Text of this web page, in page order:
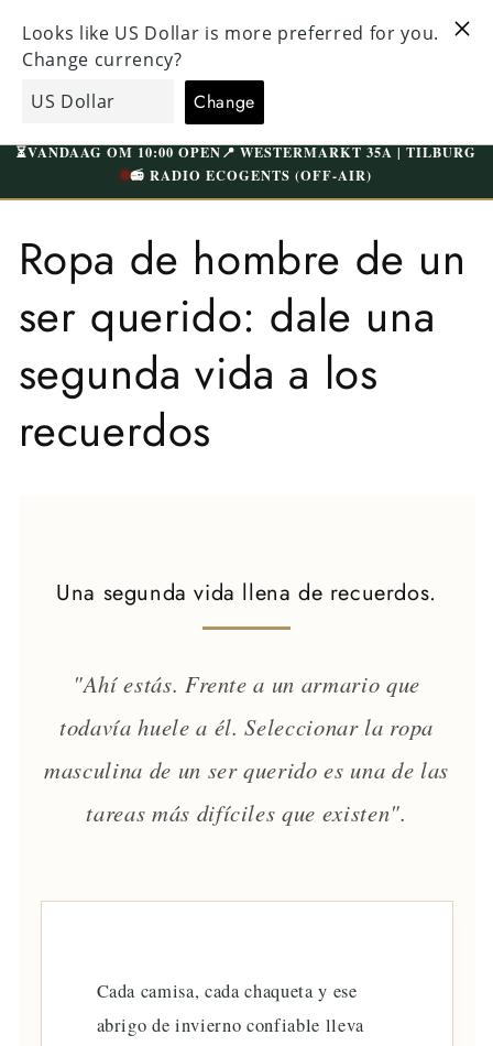
contenidoCOMPROBADA Y BIEN LAVADA | ENVÍO GRATIS A
EcoGents
⏳VANDAAG OM 10:00 OPEN📍 WESTERMARKT 35A | TILBURG
📻 RADIO ECOGENTS (OFF-AIR)
Ropa de hombre de un
ser querido: dale una
segunda vida a los
recuerdos
Una segunda vida llena de recuerdos.
"Ahí estás. Frente a un armario que
todavía huele a él. Seleccionar la ropa
masculina de un ser querido es una de las
tareas más difíciles que existen".
Cada camisa, cada chaqueta y ese
abrigo de invierno confiable lleva